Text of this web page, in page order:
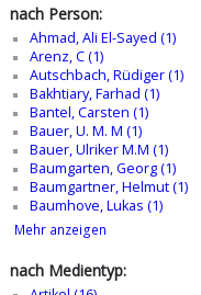
nach Person:
Ahmad, Ali El-Sayed (1)
Arenz, C (1)
Autschbach, Rüdiger (1)
Bakhtiary, Farhad (1)
Bantel, Carsten (1)
Bauer, U. M. M (1)
Bauer, Ulriker M.M (1)
Baumgarten, Georg (1)
Baumgartner, Helmut (1)
Baumhove, Lukas (1)
Mehr anzeigen
nach Medientyp: